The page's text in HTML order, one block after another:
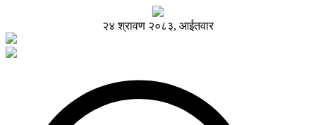
२४ श्रावण २०८३, आईतवार